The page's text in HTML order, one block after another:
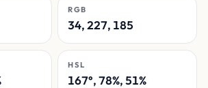
RGB
34, 227, 185
HSL
167°, 78%, 51%